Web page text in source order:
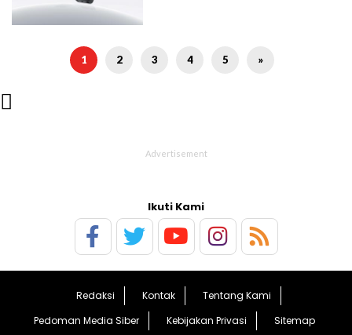
1 2 3 4 5 »

Ikuti Kami
Redaksi Kontak
Tentang Kami
Pedoman Media Siber
Kebijakan Privasi Sitemap